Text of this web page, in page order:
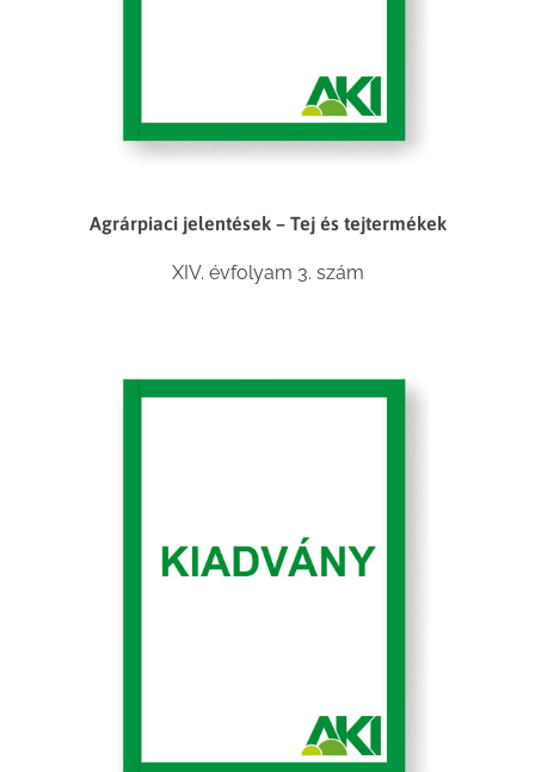
Agrárpiaci jelentések – Tej és tejtermékek
XIV. évfolyam 3. szám